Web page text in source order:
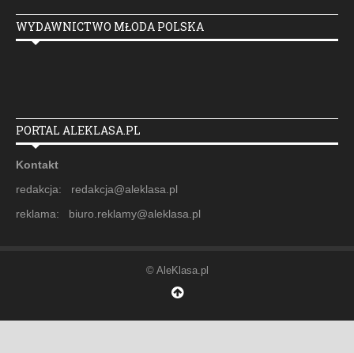
WYDAWNICTWO MŁODA POLSKA
PORTAL ALEKLASA.PL
Kontakt
redakcja: redakcja@aleklasa.pl
reklama: biuro.reklamy@aleklasa.pl
© AleKlasa.pl